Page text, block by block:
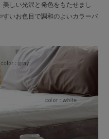
美しい光沢と発色をもたせまし
いお色目で調和のよいカラーバ